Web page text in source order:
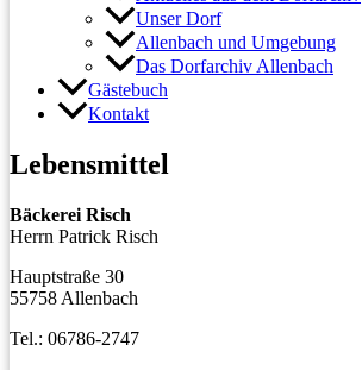
Unser Dorf
Allenbach und Umgebung
Das Dorfarchiv Allenbach
Gästebuch
Kontakt
Lebensmittel
Bäckerei Risch
Herrn Patrick Risch
Hauptstraße 30
55758 Allenbach
Tel.: 06786-2747